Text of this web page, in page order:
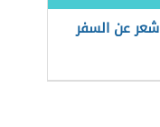
شعر عن السفر